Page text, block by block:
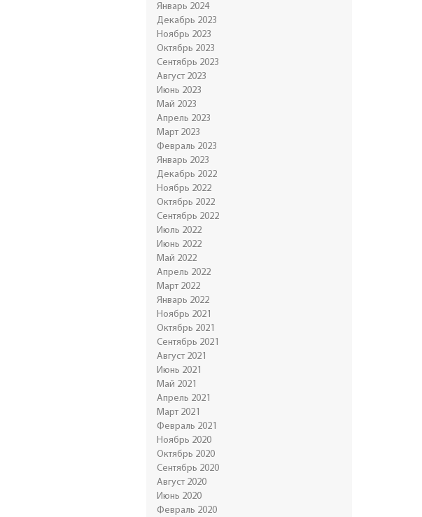
Январь 2024
Декабрь 2023
Ноябрь 2023
Октябрь 2023
Сентябрь 2023
Август 2023
Июнь 2023
Май 2023
Апрель 2023
Март 2023
Февраль 2023
Январь 2023
Декабрь 2022
Ноябрь 2022
Октябрь 2022
Сентябрь 2022
Июль 2022
Июнь 2022
Май 2022
Апрель 2022
Март 2022
Январь 2022
Ноябрь 2021
Октябрь 2021
Сентябрь 2021
Август 2021
Июнь 2021
Май 2021
Апрель 2021
Март 2021
Февраль 2021
Ноябрь 2020
Октябрь 2020
Сентябрь 2020
Август 2020
Июнь 2020
Февраль 2020